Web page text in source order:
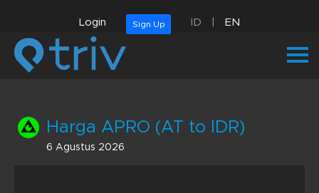
Login Sign Up ID EN
Harga APRO (AT to IDR)
6 Agustus 2026